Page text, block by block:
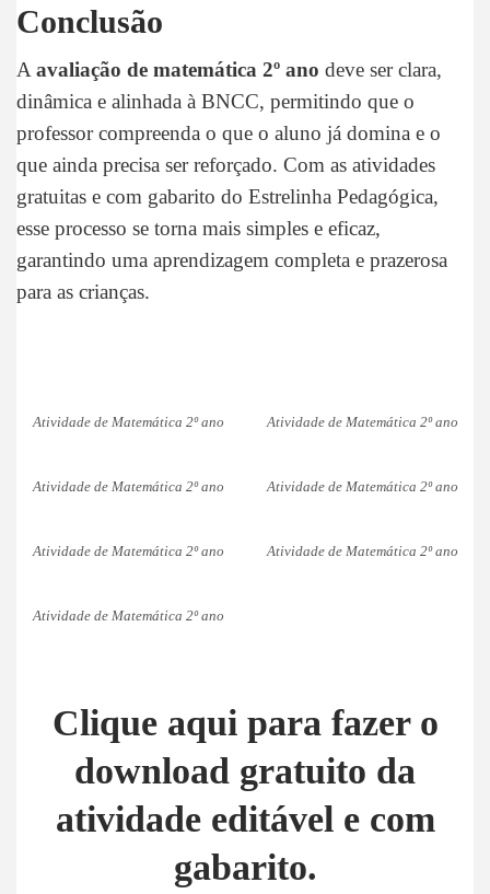
Conclusão
Aavaliação de matemática 2º ano deve ser clara,
dinâmica e alinhada à BNCC, permitindo que o
professor compreenda o que o aluno já domina e o
que ainda precisa ser reforçado. Com as atividades
gratuitas e com gabarito do Estrelinha Pedagógica,
esse processo se torna mais simples e eficaz,
garantindo uma aprendizagem completa e prazerosa
para as crianças.
Atividade de Matemática 2º ano Atividade de Matemática 2º ano
Atividade de Matemática 2º ano Atividade de Matemática 2º ano
Atividade de Matemática 2º ano Atividade de Matemática 2º ano
Atividade de Matemática 2º ano
Clique aqui para fazer o
download gratuito da
atividade editável e com
gabarito.